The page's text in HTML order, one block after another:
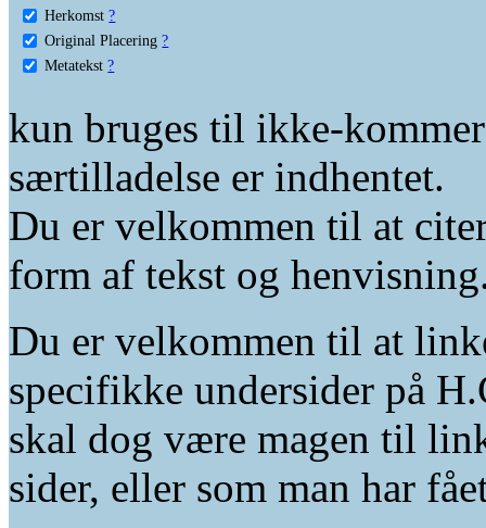
Herkomst ?
Original Placering ?
Metatekst ?
kun bruges til ikke-
særtilladelse er indhentet.
Du er velkommen til at
form af tekst og
Du er velkommen til at
specifikke undersider på
skal dog være magen til
sider, eller som man har